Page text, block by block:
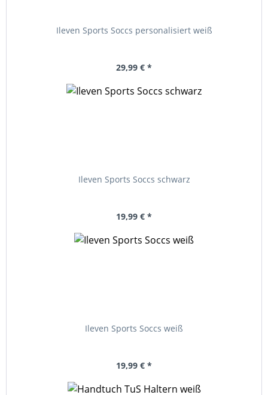
Ileven Sports Soccs personalisiert weiß
29,99 € *
Ileven Sports Soccs schwarz
19,99 € *
Ileven Sports Soccs weiß
19,99 € *